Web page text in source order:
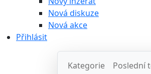
Nová diskuze
Nová akce
Přihlásit
Kategorie Poslední